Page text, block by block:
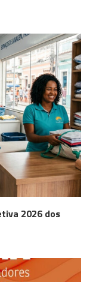
2026 dos